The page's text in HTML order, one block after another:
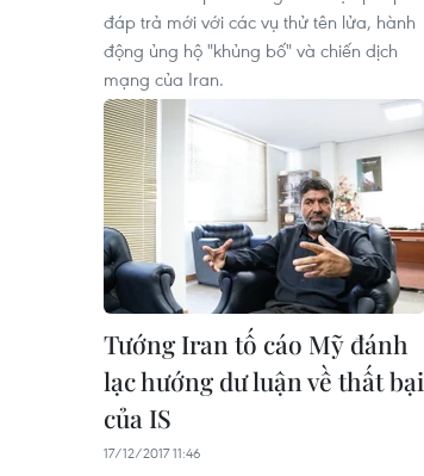
đáp trả mới với các vụ thử tên lửa, hành
động ủng hộ "khủng bố" và chiến dịch
mạng của Iran.
Tướng Iran tố cáo Mỹ đánh
lạc hướng dư luận về thất bại
của IS
17/12/2017 11:46